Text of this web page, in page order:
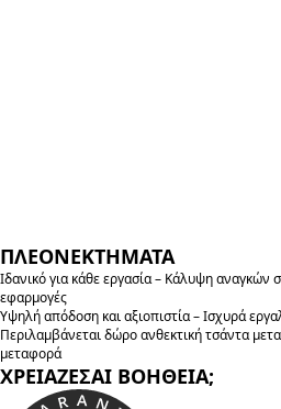
ΠΛΕΟΝΕΚΤΗΜΑΤΑ
Ιδανικό για κάθε εργασία – Κάλυψη αναγκών
εφαρμογές
Υψηλή απόδοση και αξιοπιστία – Ισχυρά
Περιλαμβάνεται δώρο ανθεκτική τσάντα
μεταφορά
ΧΡΕΙΑΖΕΣΑΙ ΒΟΗΘΕΙΑ;